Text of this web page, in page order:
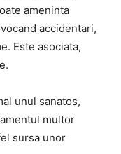
ameninta
accidentari,
Este asociata,
unul sanatos,
multor
sursa unor